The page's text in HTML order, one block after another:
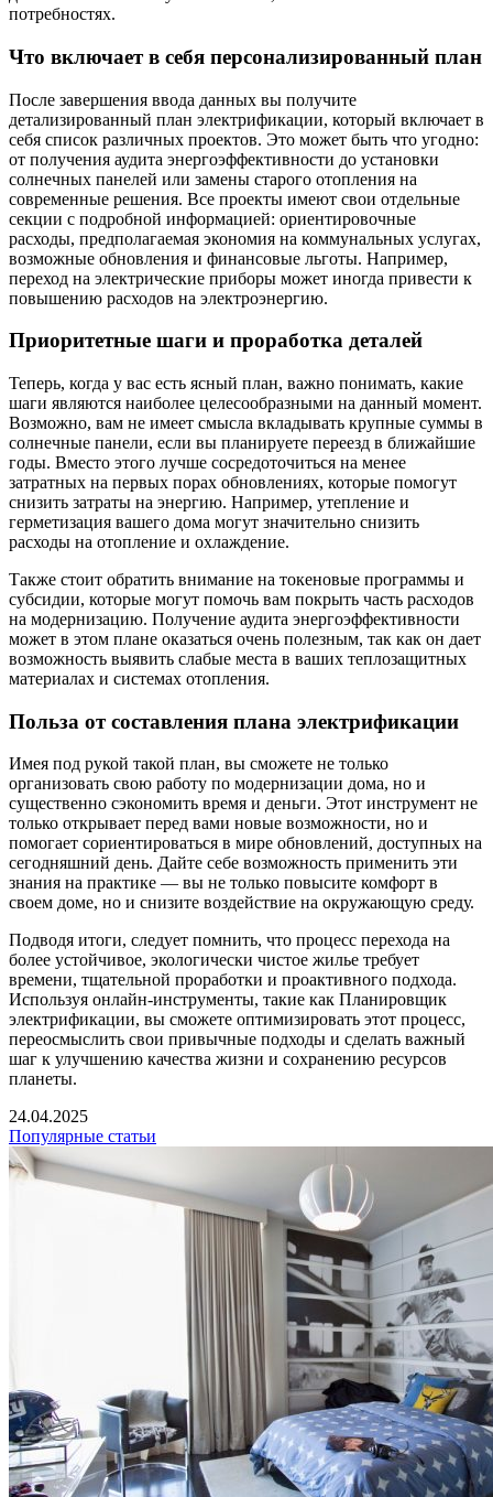
потребностях.
Что включает в себя персонализированный план
После завершения ввода данных вы получите
детализированный план электрификации, который включает в
себя список различных проектов. Это может быть что угодно:
от получения аудита энергоэффективности до установки
солнечных панелей или замены старого отопления на
современные решения. Все проекты имеют свои отдельные
секции с подробной информацией: ориентировочные
расходы, предполагаемая экономия на коммунальных услугах,
возможные обновления и финансовые льготы. Например,
переход на электрические приборы может иногда привести к
повышению расходов на электроэнергию.
Приоритетные шаги и проработка деталей
Теперь, когда у вас есть ясный план, важно понимать, какие
шаги являются наиболее целесообразными на данный момент.
Возможно, вам не имеет смысла вкладывать крупные суммы в
солнечные панели, если вы планируете переезд в ближайшие
годы. Вместо этого лучше сосредоточиться на менее
затратных на первых порах обновлениях, которые помогут
снизить затраты на энергию. Например, утепление и
герметизация вашего дома могут значительно снизить
расходы на отопление и охлаждение.
Также стоит обратить внимание на токеновые программы и
субсидии, которые могут помочь вам покрыть часть расходов
на модернизацию. Получение аудита энергоэффективности
может в этом плане оказаться очень полезным, так как он дает
возможность выявить слабые места в ваших теплозащитных
материалах и системах отопления.
Польза от составления плана электрификации
Имея под рукой такой план, вы сможете не только
организовать свою работу по модернизации дома, но и
существенно сэкономить время и деньги. Этот инструмент не
только открывает перед вами новые возможности, но и
помогает сориентироваться в мире обновлений, доступных на
сегодняшний день. Дайте себе возможность применить эти
знания на практике — вы не только повысите комфорт в
своем доме, но и снизите воздействие на окружающую среду.
Подводя итоги, следует помнить, что процесс перехода на
более устойчивое, экологически чистое жилье требует
времени, тщательной проработки и проактивного подхода.
Используя онлайн-инструменты, такие как Планировщик
электрификации, вы сможете оптимизировать этот процесс,
переосмыслить свои привычные подходы и сделать важный
шаг к улучшению качества жизни и сохранению ресурсов
планеты.
24.04.2025
Популярные статьи